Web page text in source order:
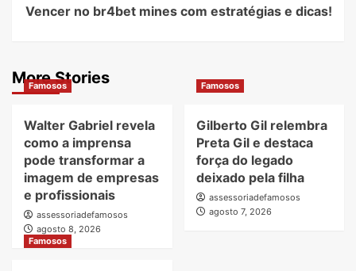
Vencer no br4bet mines com estratégias e dicas!
More Stories
Famosos
Walter Gabriel revela
como a imprensa
pode transformar a
imagem de empresas
e profissionais
assessoriadefamosos
agosto 8, 2026
Famosos
Gilberto Gil relembra
Preta Gil e destaca
força do legado
deixado pela filha
assessoriadefamosos
agosto 7, 2026
Famosos